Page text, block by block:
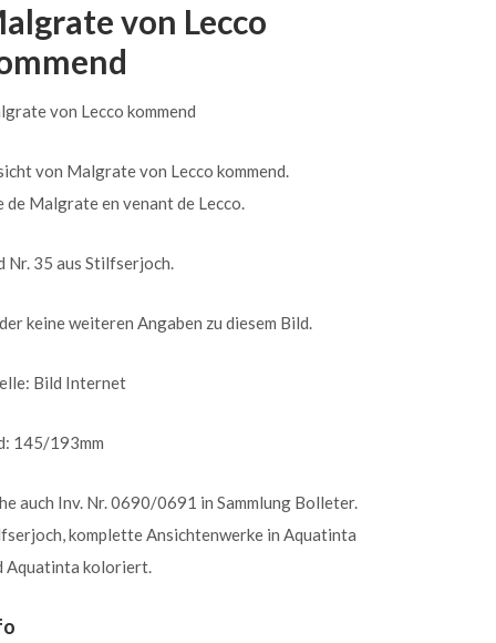
von Lecco
von Lecco kommend
von Malgrate von Lecco kommend.
de Malgrate en venant de Lecco.
Nr. 35 aus Stilfserjoch.
keine weiteren Angaben zu diesem Bild.
Bild Internet
145/193mm
auch Inv. Nr. 0690/0691 in Sammlung Bolleter.
komplette Ansichtenwerke in Aquatinta
Aquatinta koloriert.